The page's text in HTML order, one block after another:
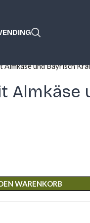
Almkäse und Bayrisch
Almkäse
WARENKORB